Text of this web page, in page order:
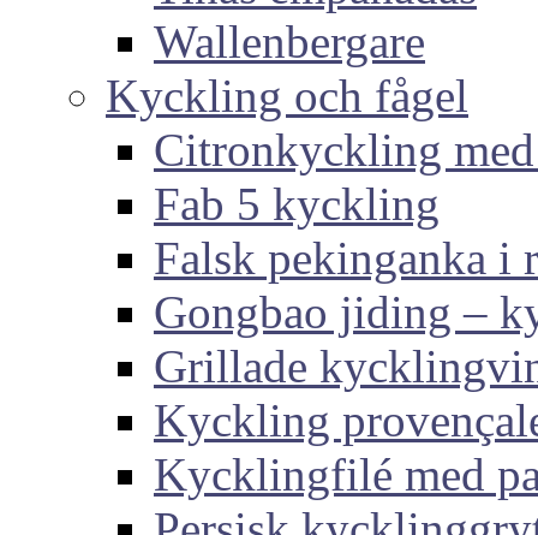
Wallenbergare
Kyckling och fågel
Citronkyckling
Fab 5 kyckling
Falsk pekinganka i
Gongbao jiding –
Grillade
Kyckling
Kycklingfilé med